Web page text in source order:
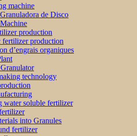
machine
de Disco
production
fertilizer production
d’engrais organiques
technology
water soluble fertilizer
into Granules
fertilizer